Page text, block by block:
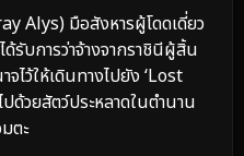
Alys) มือสังหารผู้โดดเดี่ยว
รับการว่าจ้างจากราชินีผู้สิ้น
ไว้ให้เดินทางไปยัง ‘Lost
ด้วยสัตว์ประหลาดในตำนาน
ตะ